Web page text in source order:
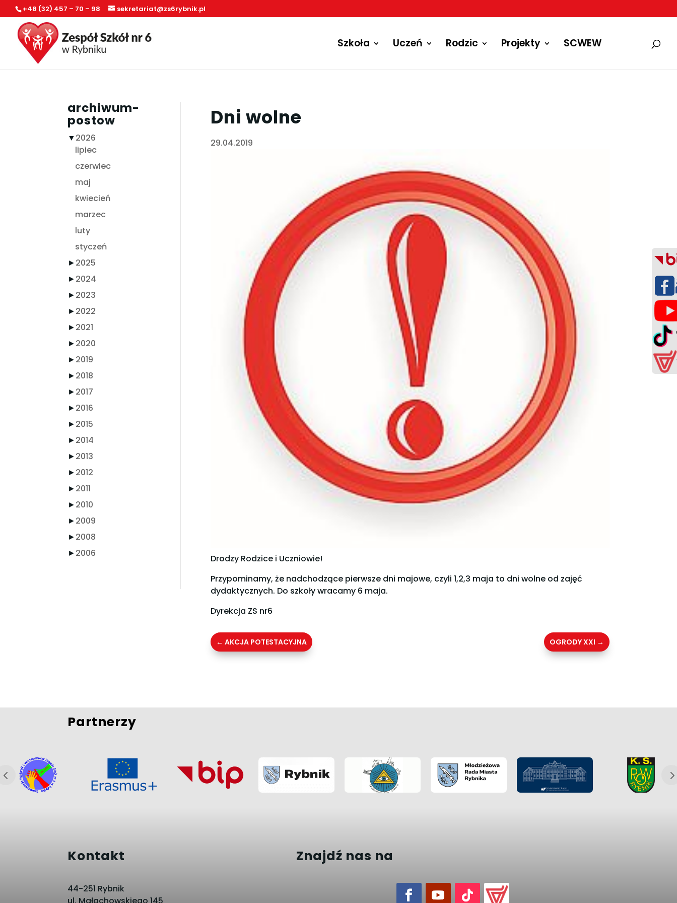
+48 (32) 457 – 70 – 98 sekretariat@zs6rybnik.pl
Szkoła Uczeń Rodzic Projekty SCWEW
archiwum-
postow
▼2026
lipiec
czerwiec
maj
kwiecień
marzec
luty
styczeń
►2025
►2024
►2023
►2022
►2021
►2020
►2019
►2018
►2017
►2016
►2015
►2014
►2013
►2012
►2011
►2010
►2009
►2008
►2006
Dni wolne
29.04.2019
Drodzy Rodzice i Uczniowie!
Przypominamy, że nadchodzące pierwsze dni majowe, czyli 1,2,3 maja to dni wolne od zajęć
dydaktycznych. Do szkoły wracamy 6 maja.
Dyrekcja ZS nr6
← AKCJA POTESTACYJNA OGRODY XXI →
Partnerzy
Kontakt
44-251 Rybnik
ul. Małachowskiego 145
Znajdź nas na